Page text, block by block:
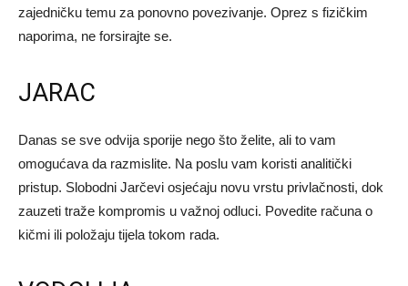
zajedničku temu za ponovno povezivanje. Oprez s fizičkim
naporima, ne forsirajte se.
JARAC
Danas se sve odvija sporije nego što želite, ali to vam
omogućava da razmislite. Na poslu vam koristi analitički
pristup. Slobodni Jarčevi osjećaju novu vrstu privlačnosti, dok
zauzeti traže kompromis u važnoj odluci. Povedite računa o
kičmi ili položaju tijela tokom rada.